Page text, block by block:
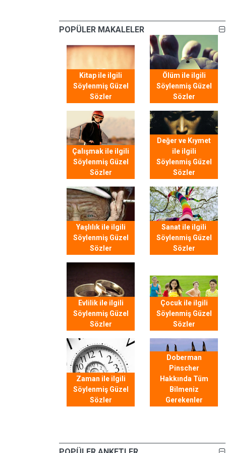
POPÜLER MAKALELER
Kitap ile ilgili
Söylenmiş Güzel
Sözler
Ölüm ile ilgili
Söylenmiş Güzel
Sözler
Çalışmak ile ilgili
Söylenmiş Güzel
Sözler
Değer ve Kıymet
ile ilgili
Söylenmiş Güzel
Sözler
Yaşlılık ile ilgili
Söylenmiş Güzel
Sözler
Sanat ile ilgili
Söylenmiş Güzel
Sözler
Evlilik ile ilgili
Söylenmiş Güzel
Sözler
Çocuk ile ilgili
Söylenmiş Güzel
Sözler
Zaman ile ilgili
Söylenmiş Güzel
Sözler
Doberman
Pinscher
Hakkında Tüm
Bilmeniz
Gerekenler